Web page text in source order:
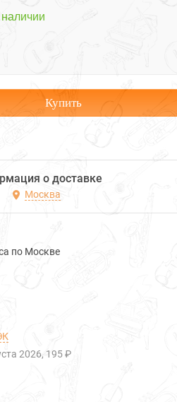
Купить
о доставке
Москва
по Москве
2026 195 ₽